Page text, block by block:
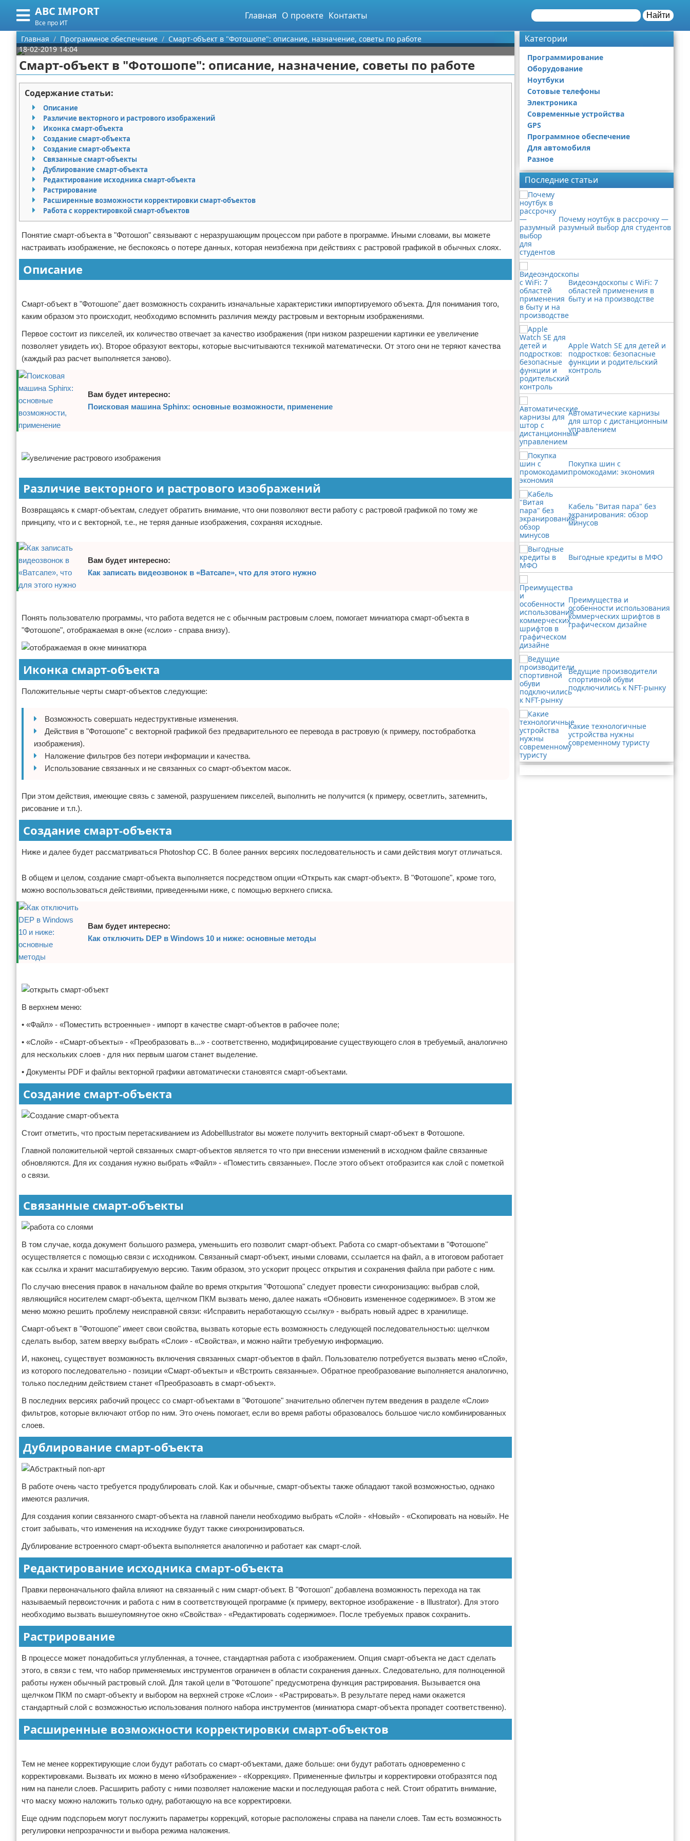
ABC IMPORT
Все про ИТ
Главная О проекте Контакты Найти
Меню
Главная
Категории
Программирование
Оборудование
Ноутбуки
Сотовые телефоны
Электроника
Современные устройства
GPS
Программное обеспечение
Для автомобиля
Поиск
О проекте
Контакты
Сотрудничество
Размещение рекламы
Для правообладателей
Условия предоставления информации
Отказ от ответственности
Главная Программное обеспечение
Смарт-объект в "Фотошопе": описание, назначение, советы по работе
18-02-2019 14:04
Смарт-объект в "Фотошопе": описание, назначение, советы по работе
Содержание статьи:
Описание
Различие векторного и растрового изображений
Иконка смарт-объекта
Создание смарт-объекта
Создание смарт-объекта
Связанные смарт-объекты
Дублирование смарт-объекта
Редактирование исходника смарт-объекта
Растрирование
Расширенные возможности корректировки смарт-объектов
Работа с корректировкой смарт-объектов
Понятие смарт-объекта в "Фотошоп" связывают с неразрушающим процессом при работе в программе. Иными словами, вы можете
настраивать изображение, не беспокоясь о потере данных, которая неизбежна при действиях с растровой графикой в обычных слоях.
Описание
Смарт-объект в "Фотошопе" дает возможность сохранить изначальные характеристики импортируемого объекта. Для понимания того,
каким образом это происходит, необходимо вспомнить различия между растровым и векторным изображениями.
Первое состоит из пикселей, их количество отвечает за качество изображения (при низком разрешении картинки ее увеличение
позволяет увидеть их). Второе образуют векторы, которые высчитываются техникой математически. От этого они не теряют качества
(каждый раз расчет выполняется заново).
Вам будет интересно:
Поисковая машина Sphinx: основные возможности, применение
Различие векторного и растрового изображений
Возвращаясь к смарт-объектам, следует обратить внимание, что они позволяют вести работу с растровой графикой по тому же
принципу, что и с векторной, т.е., не теряя данные изображения, сохраняя исходные.
Вам будет интересно:
Как записать видеозвонок в «Ватсапе», что для этого нужно
Понять пользователю программы, что работа ведется не с обычным растровым слоем, помогает миниатюра смарт-объекта в
"Фотошопе", отображаемая в окне («слои» - справа внизу).
Иконка смарт-объекта
Положительные черты смарт-объектов следующие:
Возможность совершать недеструктивные изменения.
Действия в "Фотошопе" с векторной графикой без предварительного ее перевода в растровую (к примеру, постобработка
изображения).
Наложение фильтров без потери информации и качества.
Использование связанных и не связанных со смарт-объектом масок.
При этом действия, имеющие связь с заменой, разрушением пикселей, выполнить не получится (к примеру, осветлить, затемнить,
рисование и т.п.).
Создание смарт-объекта
Ниже и далее будет рассматриваться Photoshop CC. В более ранних версиях последовательность и сами действия могут отличаться.
В общем и целом, создание смарт-объекта выполняется посредством опции «Открыть как смарт-объект». В "Фотошопе", кроме того,
можно воспользоваться действиями, приведенными ниже, с помощью верхнего списка.
Вам будет интересно:
Как отключить DEP в Windows 10 и ниже: основные методы
В верхнем меню:
• «Файл» - «Поместить встроенные» - импорт в качестве смарт-объектов в рабочее поле;
• «Слой» - «Смарт-объекты» - «Преобразовать в...» - соответственно, модифицирование существующего слоя в требуемый, аналогично
для нескольких слоев - для них первым шагом станет выделение.
• Документы PDF и файлы векторной графики автоматически становятся смарт-объектами.
Создание смарт-объекта
Стоит отметить, что простым перетаскиванием из AdobeIllustrator вы можете получить векторный смарт-объект в Фотошопе.
Главной положительной чертой связанных смарт-объектов является то что при внесении изменений в исходном файле связанные
обновляются. Для их создания нужно выбрать «Файл» - «Поместить связанные». После этого объект отобразится как слой с пометкой
о связи.
Связанные смарт-объекты
В том случае, когда документ большого размера, уменьшить его позволит смарт-объект. Работа со смарт-объектами в "Фотошопе"
осуществляется с помощью связи с исходником. Связанный смарт-объект, иными словами, ссылается на файл, а в итоговом работает
как ссылка и хранит масштабируемую версию. Таким образом, это ускорит процесс открытия и сохранения файла при работе с ним.
По случаю внесения правок в начальном файле во время открытия "Фотошопа" следует провести синхронизацию: выбрав слой,
являющийся носителем смарт-объекта, щелчком ПКМ вызвать меню, далее нажать «Обновить измененное содержимое». В этом же
меню можно решить проблему неисправной связи: «Исправить неработающую ссылку» - выбрать новый адрес в хранилище.
Смарт-объект в "Фотошопе" имеет свои свойства, вызвать которые есть возможность следующей последовательностью: щелчком
сделать выбор, затем вверху выбрать «Слои» - «Свойства», и можно найти требуемую информацию.
И, наконец, существует возможность включения связанных смарт-объектов в файл. Пользователю потребуется вызвать меню «Слой»,
из которого последовательно - позиции «Смарт-объекты» и «Встроить связанные». Обратное преобразование выполняется аналогично,
только последним действием станет «Преобразоавть в смарт-объект».
В последних версиях рабочий процесс со смарт-объектами в "Фотошопе" значительно облегчен путем введения в разделе «Слои»
фильтров, которые включают отбор по ним. Это очень помогает, если во время работы образовалось большое число комбинированных
слоев.
Дублирование смарт-объекта
В работе очень часто требуется продублировать слой. Как и обычные, смарт-объекты также обладают такой возможностью, однако
имеются различия.
Для создания копии связанного смарт-объекта на главной панели необходимо выбрать «Слой» - «Новый» - «Скопировать на новый». Не
стоит забывать, что изменения на исходнике будут также синхронизироваться.
Дублирование встроенного смарт-объекта выполняется аналогично и работает как смарт-слой.
Редактирование исходника смарт-объекта
Правки первоначального файла влияют на связанный с ним смарт-объект. В "Фотошоп" добавлена возможность перехода на так
называемый первоисточник и работа с ним в соответствующей программе (к примеру, векторное изображение - в Illustrator). Для этого
необходимо вызвать вышеупомянутое окно «Свойства» - «Редактировать содержимое». После требуемых правок сохранить.
Растрирование
В процессе может понадобиться углубленная, а точнее, стандартная работа с изображением. Опция смарт-объекта не даст сделать
этого, в связи с тем, что набор применяемых инструментов ограничен в области сохранения данных. Следовательно, для полноценной
работы нужен обычный растровый слой. Для такой цели в "Фотошопе" предусмотрена функция растрирования. Вызывается она
щелчком ПКМ по смарт-объекту и выбором на верхней строке «Слои» - «Растрировать». В результате перед нами окажется
стандартный слой с возможностью использования полного набора инструментов (миниатюра смарт-объекта пропадет соответственно).
Расширенные возможности корректировки смарт-объектов
Тем не менее корректирующие слои будут работать со смарт-объектами, даже больше: они будут работать одновременно с
корректировками. Вызвать их можно в меню «Изображение» - «Коррекция». Примененные фильтры и корректировки отобразятся под
ним на панели слоев. Расширить работу с ними позволяет наложение маски и последующая работа с ней. Стоит обратить внимание,
что маску можно наложить только одну, работающую на все корректировки.
Еще одним подспорьем могут послужить параметры коррекций, которые расположены справа на панели слоев. Там есть возможность
регулировки непрозрачности и выбора режима наложения.
Категории
Программирование
Оборудование
Ноутбуки
Сотовые телефоны
Электроника
Современные устройства
GPS
Программное обеспечение
Для автомобиля
Разное
Последние статьи
Почему ноутбук в рассрочку —
разумный выбор для студентов
Видеоэндоскопы с WiFi: 7
областей применения в
быту и на производстве
Apple Watch SE для детей и
подростков: безопасные
функции и родительский
контроль
Автоматические карнизы
для штор с дистанционным
управлением
Покупка шин с
промокодами: экономия
Кабель "Витая пара" без
экранирования: обзор
минусов
Выгодные кредиты в МФО
Преимущества и
особенности использования
коммерческих шрифтов в
графическом дизайне
Ведущие производители
спортивной обуви
подключились к NFT-рынку
Какие технологичные
устройства нужны
современному туристу